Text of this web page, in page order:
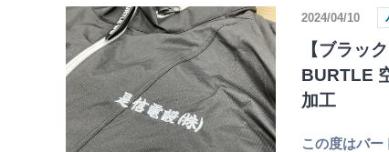
2024/04/10
【ブラッ
BURTLE
加工
この度はバ